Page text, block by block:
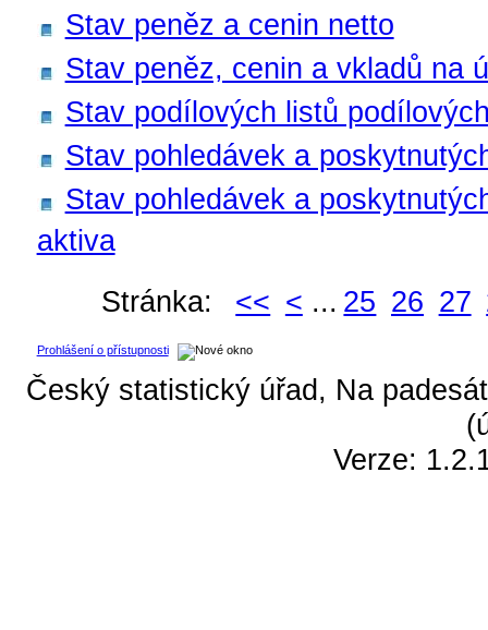
Stav peněz a cenin netto
Stav peněz, cenin a vkladů na
Stav podílových listů
Stav pohledávek a
Stav pohledávek a
aktiva
Stránka:
<< < ... 25 26 27
Prohlášení o přístupnosti
Český statistický úřad, Na
Verze: